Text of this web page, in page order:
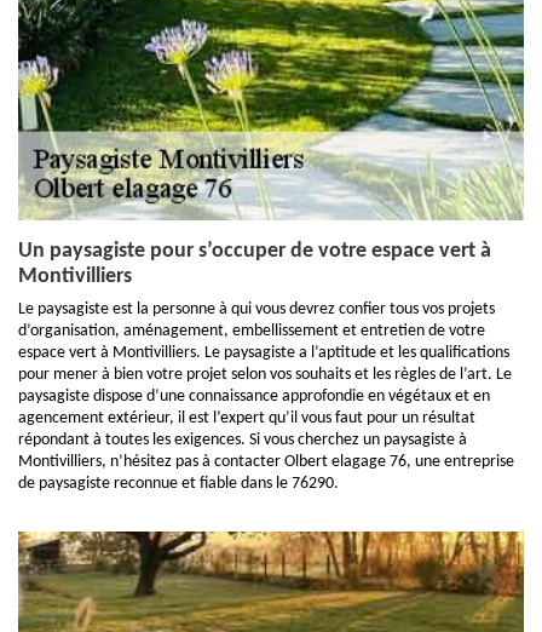
Un paysagiste pour s’occuper de votre espace vert à
Montivilliers
Le paysagiste est la personne à qui vous devrez confier tous vos projets
d’organisation, aménagement, embellissement et entretien de votre
espace vert à Montivilliers. Le paysagiste a l’aptitude et les qualifications
pour mener à bien votre projet selon vos souhaits et les règles de l’art. Le
paysagiste dispose d’une connaissance approfondie en végétaux et en
agencement extérieur, il est l’expert qu’il vous faut pour un résultat
répondant à toutes les exigences. Si vous cherchez un paysagiste à
Montivilliers, n’hésitez pas à contacter Olbert elagage 76, une entreprise
de paysagiste reconnue et fiable dans le 76290.